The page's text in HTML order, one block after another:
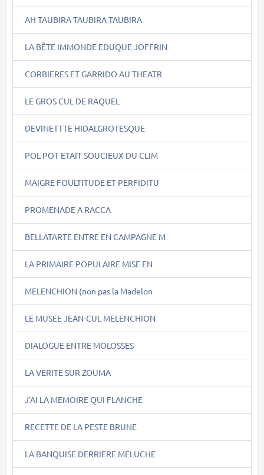
AH TAUBIRA TAUBIRA TAUBIRA
LA BÊTE IMMONDE EDUQUE JOFFRIN
CORBIERES ET GARRIDO AU THEATR
LE GROS CUL DE RAQUEL
DEVINETTTE HIDALGROTESQUE
POL POT ETAIT SOUCIEUX DU CLIM
MAIGRE FOULTITUDE ET PERFIDITU
PROMENADE A RACCA
BELLATARTE ENTRE EN CAMPAGNE M
LA PRIMAIRE POPULAIRE MISE EN
MELENCHION (non pas la Madelon
LE MUSEE JEAN-CUL MELENCHION
DIALOGUE ENTRE MOLOSSES
LA VERITE SUR ZOUMA
J'AI LA MEMOIRE QUI FLANCHE
RECETTE DE LA PESTE BRUNE
LA BANQUISE DERRIERE MELUCHE